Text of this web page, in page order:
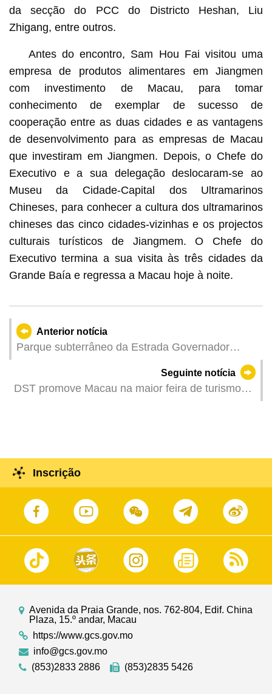
da secção do PCC do Districto Heshan, Liu
Zhigang, entre outros.
Antes do encontro, Sam Hou Fai visitou uma
empresa de produtos alimentares em Jiangmen
com investimento de Macau, para tomar
conhecimento de exemplar de sucesso de
cooperação entre as duas cidades e as vantagens
de desenvolvimento para as empresas de Macau
que investiram em Jiangmen. Depois, o Chefe do
Executivo e a sua delegação deslocaram-se ao
Museu da Cidade-Capital dos Ultramarinos
Chineses, para conhecer a cultura dos ultramarinos
chineses das cinco cidades-vizinhas e os projectos
culturais turísticos de Jiangmem. O Chefe do
Executivo termina a sua visita às três cidades da
Grande Baía e regressa a Macau hoje à noite.
Anterior notícia
Parque subterrâneo da Estrada Governador
Seguinte notícia
DST promove Macau na maior feira de turismo
Inscrição
Avenida da Praia Grande, nos. 762-804, Edif. China
Plaza, 15.º andar, Macau
https://www.gcs.gov.mo
info@gcs.gov.mo
(853)2833 2886
(853)2835 5426